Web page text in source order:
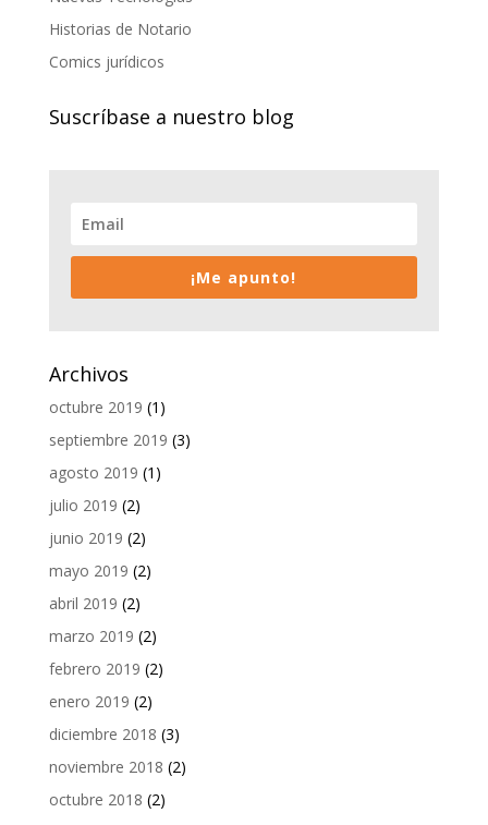
Historias de Notario
Comics jurídicos
Suscríbase a nuestro blog
¡Me apunto!
Archivos
octubre 2019 (1)
septiembre 2019 (3)
agosto 2019 (1)
julio 2019 (2)
junio 2019 (2)
mayo 2019 (2)
abril 2019 (2)
marzo 2019 (2)
febrero 2019 (2)
enero 2019 (2)
diciembre 2018 (3)
noviembre 2018 (2)
octubre 2018 (2)